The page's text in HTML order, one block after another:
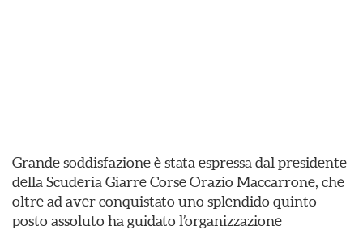
Grande soddisfazione è stata espressa dal presidente
della Scuderia Giarre Corse Orazio Maccarrone, che
oltre ad aver conquistato uno splendido quinto
posto assoluto ha guidato l’organizzazione